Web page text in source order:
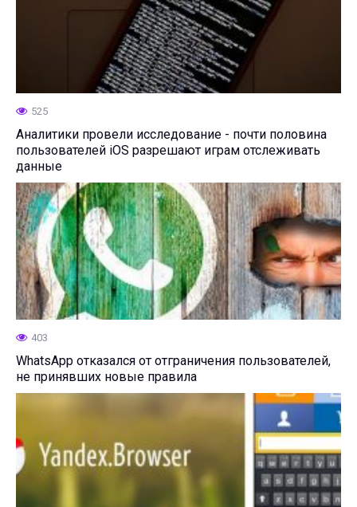
525
Аналитики провели исследование - почти половина
пользователей iOS разрешают играм отслеживать
данные
403
WhatsApp отказался от отграничения пользователей,
не принявших новые правила